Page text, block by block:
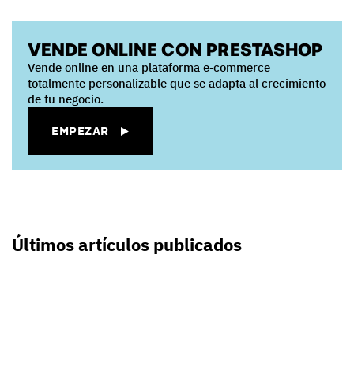
VENDE ONLINE CON PRESTASHOP
Vende online en una plataforma e‑commerce
totalmente personalizable que se adapta al crecimiento
de tu negocio.
EMPEZAR
Últimos artículos publicados